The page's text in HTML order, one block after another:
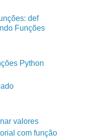
def
Funções
Python
valores
com função